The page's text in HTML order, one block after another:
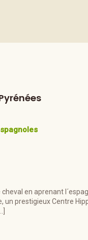
en aprenant
un prestigieux Centre